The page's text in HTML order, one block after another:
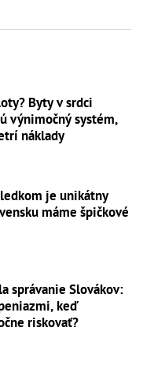
Byty v srdci
výnimočný systém,
náklady
je unikátny
máme špičkové
správanie Slovákov:
keď
riskovať?